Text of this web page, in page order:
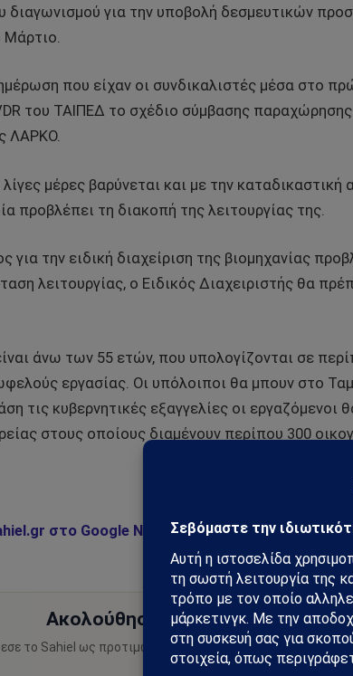
διαγωνισμού για την υποβολή δεσμευτικών
Μάρτιο.
που είχαν οι συνδικαλιστές μέσα στο
του ΤΑΙΠΕΔ το σχέδιο σύμβασης
ΛΑΡΚΟ.
μέρες βαρύνεται και με την
προβλέπει τη διακοπή της λειτουργίας της.
την ειδική διαχείριση της βιομηχανίας
λειτουργίας, ο Ειδικός Διαχειριστής θα
άνω των 55 ετών, που υπολογίζονται σε
εργασίας. Οι υπόλοιποι θα μπουν στο
τις κυβερνητικές εξαγγελίες οι
στους οποίους διαμένουν περίπου 300
στο Google News και μάθετε πρώτοι όλες
Ακολούθησε το Sahiel στο Google
το Sahiel ως προτιμώμενη πηγή για να λαμβάνεις
ειδήσεις και αναλύσεις.